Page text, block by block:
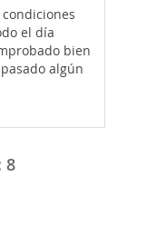
el día
bien
algún
8